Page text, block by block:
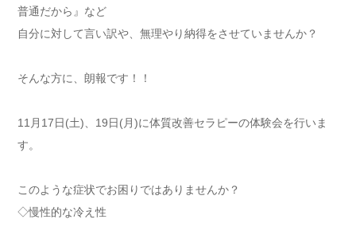
普通だから』など
自分に対して言い訳や、無理やり納得をさせていませんか？
そんな方に、朗報です！！
11月17日(土)、19日(月)に体質改善セラピーの体験会を行いま
す。
このような症状でお困りではありませんか？
◇慢性的な冷え性